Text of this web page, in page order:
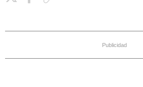
Publicidad